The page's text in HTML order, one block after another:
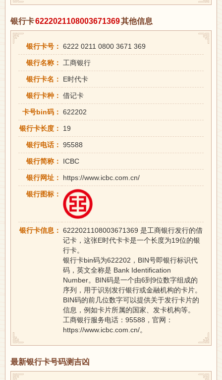
银行卡6222021108003671369其他信息
银行卡号： 6222 0211 0800 3671 369
银行名称： 工商银行
银行卡名： E时代卡
银行卡种： 借记卡
卡号bin码： 622202
银行卡长度： 19
银行电话： 95588
银行简称： ICBC
银行网址： https://www.icbc.com.cn/
银行图标：
银行卡信息： 6222021108003671369 是工商银行发行的借
记卡，这张E时代卡卡是一个长度为19位的银
行卡。
银行卡bin码为622202，BIN号即银行标识代
码，英文全称是 Bank Identification
Number。BIN码是一个由6到9位数字组成的
序列，用于识别发行银行或金融机构的卡片。
BIN码的前几位数字可以提供关于发行卡片的
信息，例如卡片所属的国家、发卡机构等。
工商银行服务电话：95588，官网：
https://www.icbc.com.cn/。
最新银行卡号码测吉凶